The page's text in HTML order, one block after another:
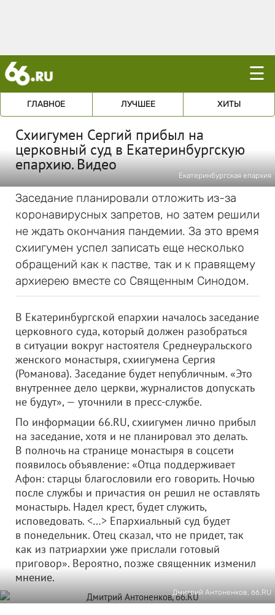
☰
ГЛАВНОЕ ЛУЧШЕЕ ХИТЫ
Схиигумен Сергий прибыл на
церковный суд в Екатеринбургскую
епархию. Видео
Екатеринбургская епархия
Заседание планировали отложить из-за
коронавирусных запретов, но затем решили
не ждать окончания пандемии. За это время
схиигумен успел записать еще несколько
обращений как к пастве, так и к правящему
архиерею вместе со Священным Синодом.
В Екатеринбургской епархии началось заседание
церковного суда, который должен разобраться
в ситуации вокруг настоятеля Среднеуральского
женского монастыря, схиигумена Сергия
(Романова). Заседание будет непубличным. «Это
внутреннее дело церкви, журналистов допускать
не будут», — уточнили в пресс-службе.
По информации 66.RU, схиигумен лично прибыл
на заседание, хотя и не планировал это делать.
В полночь на странице монастыря в соцсети
появилось объявление: «Отца поддерживает
Афон: старцы благословили его говорить. Ночью
после службы и причастия он решил не оставлять
монастырь. Надел крест, будет служить,
исповедовать. <…> Епархиальный суд будет
в понедельник. Отец сказал, что не придет, так
как из патриархии уже прислали готовый
приговор». Вероятно, позже священник изменил
мнение.
Дмитрий Антоненков, 66.RU